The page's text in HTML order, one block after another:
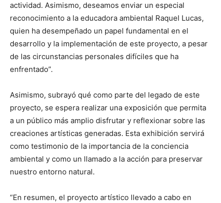
actividad. Asimismo, deseamos enviar un especial
reconocimiento a la educadora ambiental Raquel Lucas,
quien ha desempeñado un papel fundamental en el
desarrollo y la implementación de este proyecto, a pesar
de las circunstancias personales difíciles que ha
enfrentado”.
Asimismo, subrayó qué como parte del legado de este
proyecto, se espera realizar una exposición que permita
a un público más amplio disfrutar y reflexionar sobre las
creaciones artísticas generadas. Esta exhibición servirá
como testimonio de la importancia de la conciencia
ambiental y como un llamado a la acción para preservar
nuestro entorno natural.
“En resumen, el proyecto artístico llevado a cabo en